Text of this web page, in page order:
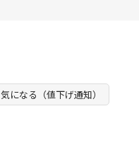
気になる（値下げ通知）